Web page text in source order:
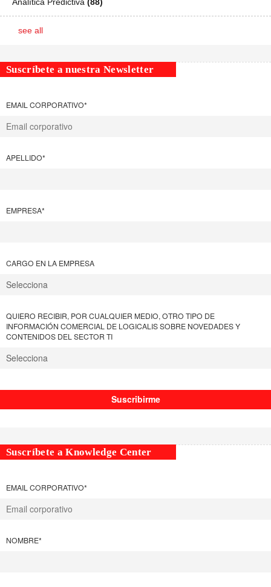
Analítica Predictiva (88)
see all
Suscríbete a nuestra Newsletter
EMAIL CORPORATIVO*
APELLIDO*
EMPRESA*
CARGO EN LA EMPRESA
QUIERO RECIBIR, POR CUALQUIER MEDIO, OTRO TIPO DE
INFORMACIÓN COMERCIAL DE LOGICALIS SOBRE NOVEDADES Y
CONTENIDOS DEL SECTOR TI
Suscríbete a Knowledge Center
EMAIL CORPORATIVO*
NOMBRE*